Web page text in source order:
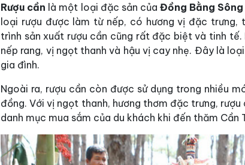
Rượu cần là một loại đặc sản của Đồng Bằng Sông
loại rượu được làm từ nếp, có hương vị đặc trưng,
trình sản xuất rượu cần cũng rất đặc biệt và tinh
nếp rang, vị ngọt thanh và hậu vị cay nhẹ. Đây là
gia đình.
Ngoài ra, rượu cần còn được sử dụng trong nhiều
đồng. Với vị ngọt thanh, hương thơm đặc trưng,
danh mục mua sắm của du khách khi đến thăm Cần